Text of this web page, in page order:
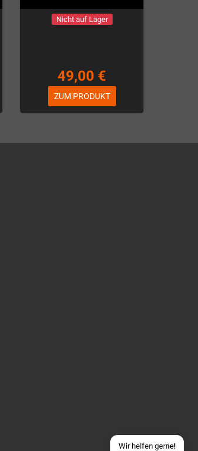
Nicht auf Lager
49,00 €
ZUM PRODUKT
Wir helfen gerne!
Schick uns eine eMail